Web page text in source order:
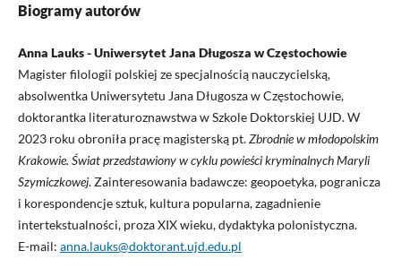
Biogramy autorów
Anna Lauks - Uniwersytet Jana Długosza w Częstochowie
Magister filologii polskiej ze specjalnością nauczycielską,
absolwentka Uniwersytetu Jana Długosza w Częstochowie,
doktorantka literaturoznawstwa w Szkole Doktorskiej UJD. W
2023 roku obroniła pracę magisterską pt.Zbrodnie w młodopolskim
Krakowie. Świat przedstawiony w cyklu powieści kryminalnych Maryli
Szymiczkowej. Zainteresowania badawcze: geopoetyka, pogranicza
i korespondencje sztuk, kultura popularna, zagadnienie
intertekstualności, proza XIX wieku, dydaktyka polonistyczna.
E-mail: anna.lauks@doktorant.ujd.edu.pl